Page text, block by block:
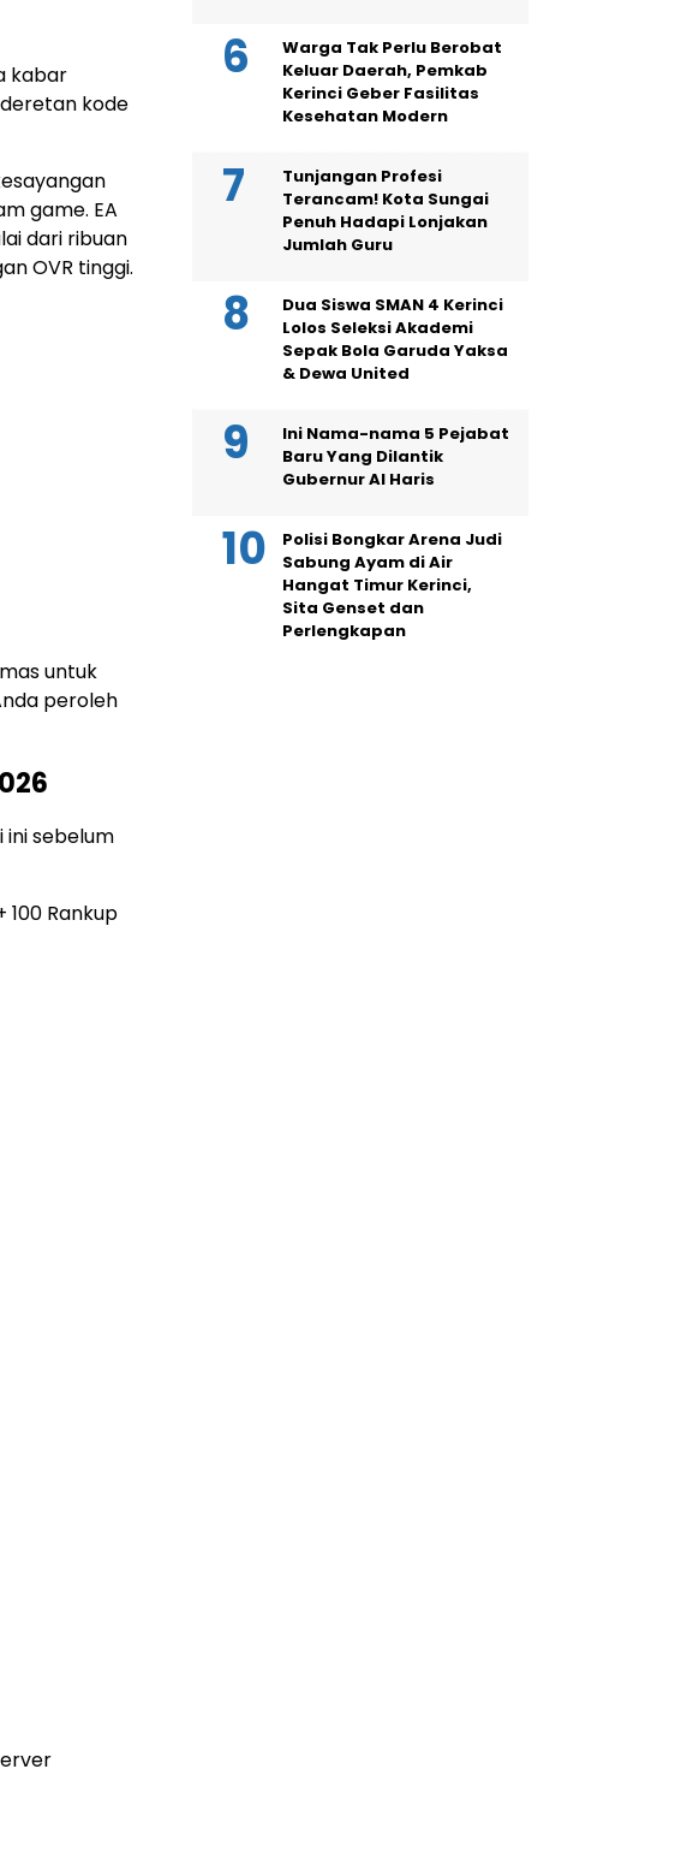
kabar
kode
game. EA
dari ribuan
OVR tinggi.
untuk
peroleh
sebelum
Rankup
Warga Tak Perlu Berobat
Keluar Daerah, Pemkab
Kerinci Geber Fasilitas
Kesehatan Modern
Tunjangan Profesi
Terancam! Kota Sungai
Penuh Hadapi Lonjakan
Jumlah Guru
Dua Siswa SMAN 4 Kerinci
Lolos Seleksi Akademi
Sepak Bola Garuda Yaksa
& Dewa United
Ini Nama-nama 5 Pejabat
Baru Yang Dilantik
Gubernur Al Haris
Polisi Bongkar Arena Judi
Sabung Ayam di Air
Hangat Timur Kerinci,
Sita Genset dan
Perlengkapan